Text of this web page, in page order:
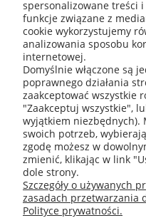
spersonalizowane treści
funkcje związane z
cookie wykorzystujemy
analizowania sposobu
internetowej.
Domyślnie włączone są
poprawnego działania
zaakceptować wszystkie
"Zaakceptuj wszystkie",
wyjątkiem niezbędnych).
swoich potrzeb,
zgodę możesz w
zmienić, klikając w link
dole strony.
Szczegóły o używanych
zasadach przetwarzania
Polityce prywatności.